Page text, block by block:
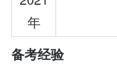
年
备考经验